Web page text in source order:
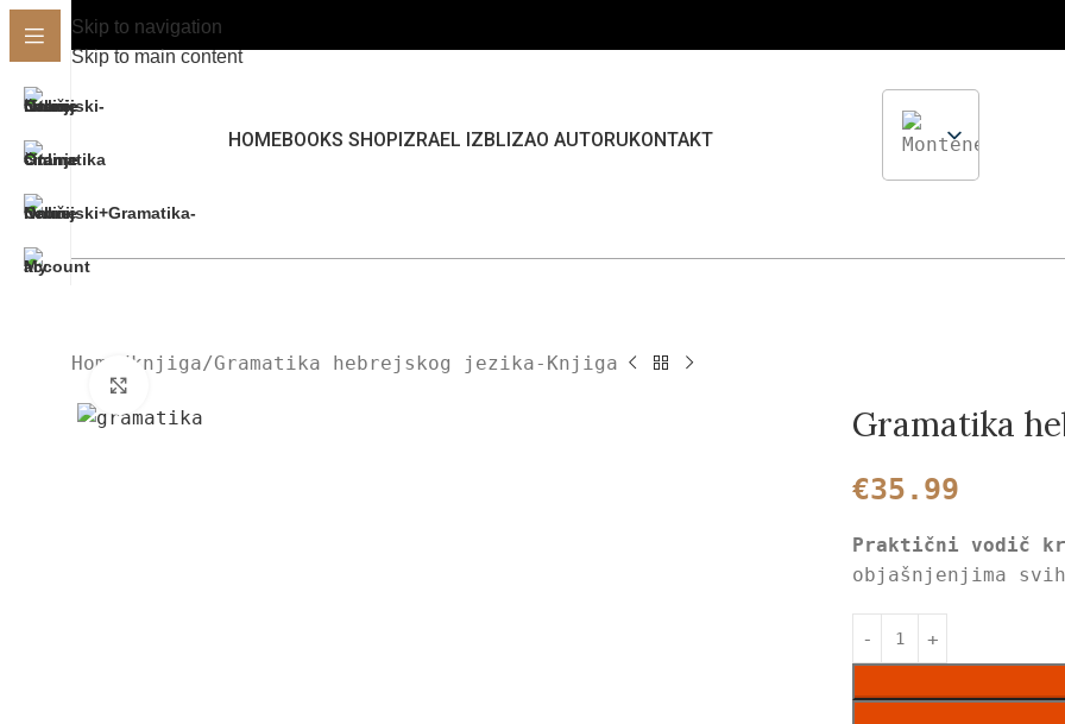
Skip to navigation
Skip to main content
HOMEBOOKS SHOPIZRAEL IZBLIZAO AUTORUKONTAKT
Home knjiga Gramatika hebrejskog jezika-Knjiga
Gramatika
€35.99
Praktični vodič
objašnjenjima